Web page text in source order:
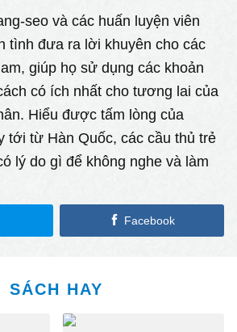
seo và các huấn luyện viên
tình đưa ra lời khuyên cho các
giúp họ sử dụng các khoản
có ích nhất cho tương lai của
Hiểu được tấm lòng của
tới từ Hàn Quốc, các cầu thủ trẻ
lý do gì để không nghe và làm
Facebook
SÁCH HAY